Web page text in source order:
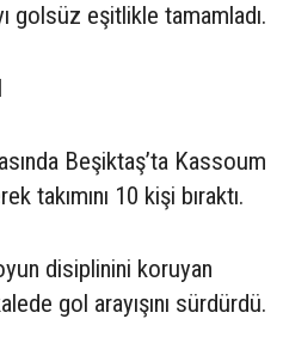
golsüz eşitlikle tamamladı.
Beşiktaş’ta Kassoum
takımını 10 kişi bıraktı.
disiplinini koruyan
gol arayışını sürdürdü.